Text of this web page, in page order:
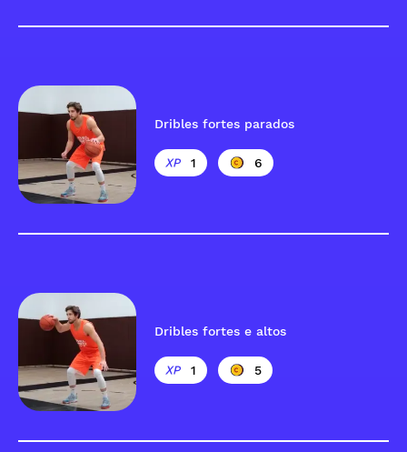
Dribles fortes parados
1 6
Dribles fortes e altos
1 5